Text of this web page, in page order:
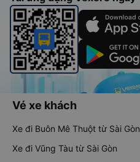
Vé xe khách
Xe đi Buôn Mê Thuột từ Sài Gòn
Xe đi Vũng Tàu từ Sài Gòn